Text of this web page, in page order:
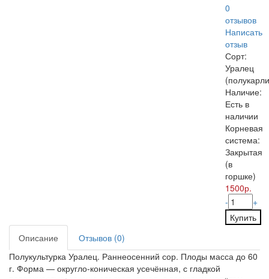
0
отзывов
Написать
отзыв
Сорт:
Уралец
Наличие:
Есть в
наличии
Корневая
система:
Закрытая
(в
горшке)
1500р.
-
+
Купить
Описание
Отзывов (0)
Полукультурка Уралец. Раннеосенний сор. Плоды масса до 60
г. Форма — округло-коническая усечённая, с гладкой